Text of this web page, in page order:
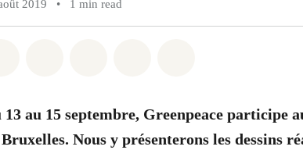
2019
• 1 min read
13 au 15 septembre, Greenpeace participe
Nous y présenterons les dessins